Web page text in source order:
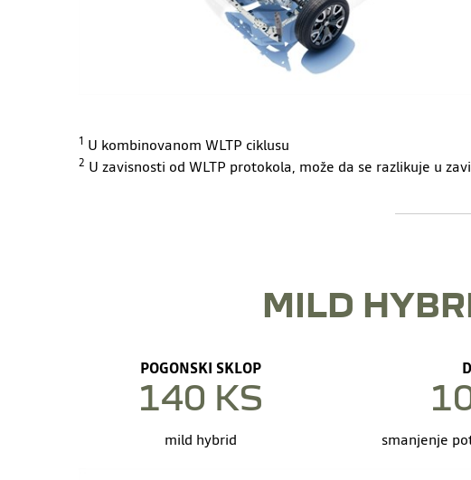
1 U kombinovanom WLTP ciklusu
2 U zavisnosti od WLTP protokola, može da se razlikuje u
MILD
POGONSKI SKLOP
140 KS
mild hybrid smanjenje